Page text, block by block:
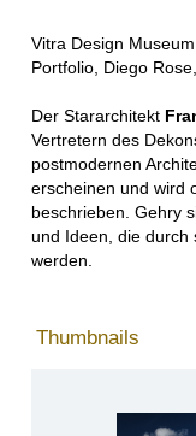
Vitra Design
Portfolio, Diego
Der Stararchitekt
Vertretern des
postmodernen
erscheinen und wird
beschrieben. Gehry
und Ideen, die durch
werden.
Thumbnails